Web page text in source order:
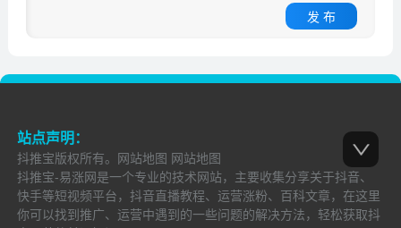
发 布
站点声明：
抖推宝版权所有。 网站地图 网站地图
抖推宝-易涨网是一个专业的技术网站，主要收集分享关于抖音、
快手等短视频平台，抖音直播教程、运营涨粉、百科文章，在这里
你可以找到推广、运营中遇到的一些问题的解决方法，轻松获取抖